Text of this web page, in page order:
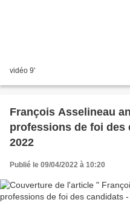
vidéo 9'
François Asselineau
professions de foi des
2022
Publié le 09/04/2022 à 10:20